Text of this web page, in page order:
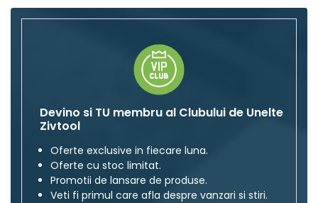
Devino si TU membru al Clubului de Unelte
Zivtool
Oferte exclusive in fiecare luna.
Oferte cu stoc limitat.
Promotii de lansare de produse.
Veti fi primul care afla despre vanzari si stiri.